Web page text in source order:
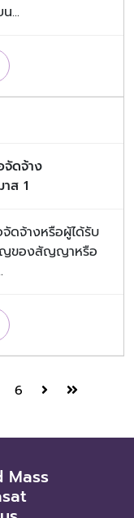
...
จัดจ้าง
ส 1
ดจ้างหรือผู้ได้รับ
ญของสัญญาหรือ
6
Mass